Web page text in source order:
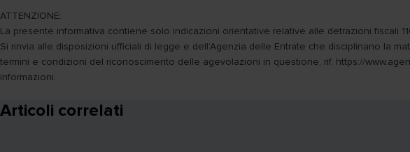
ATTENZIONE:
La presente informativa contiene solo indicazioni orientative relative alle detrazioni fiscali
Si rinvia alle disposizioni ufficiali di legge e dell’Agenzia delle Entrate che disciplinano la
termini e condizioni del riconoscimento delle agevolazioni in questione, rif. https://
informazioni.
Articoli correlati